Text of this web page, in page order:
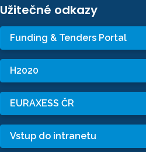
Užitečné odkazy
Funding & Tenders Portal
H2020
EURAXESS ČR
Vstup do intranetu